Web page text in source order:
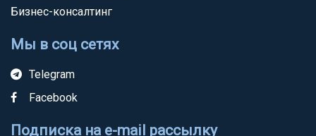
Бизнес-консалтинг
Мы в соц сетях
Telegram
Facebook
Подписка на e-mail рассылку